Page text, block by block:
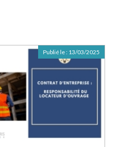
Publié le : 13/03/2025